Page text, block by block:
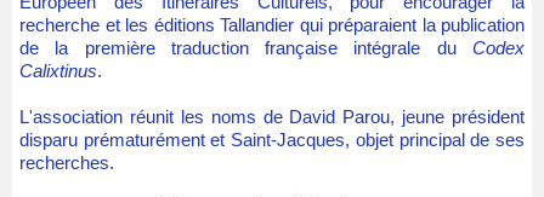
recherche et les éditions Tallandier qui préparaient la publication
de la première traduction française intégrale du Codex
Calixtinus.
L'association réunit les noms de David Parou, jeune président
disparu prématurément et Saint-Jacques, objet principal de ses
recherches.